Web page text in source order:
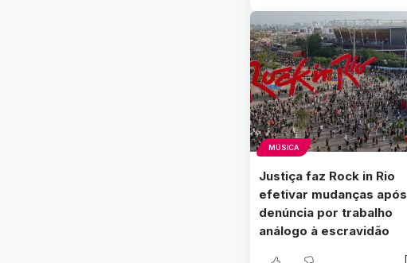
MÚSICA
Justiça faz Rock in Rio
efetivar mudanças após
denúncia por trabalho
análogo à escravidão